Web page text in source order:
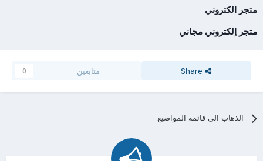
متجر الكتروني
متجر إلكتروني مجاني
Share متابعين 0
الذهاب الي قائمه المواضيع